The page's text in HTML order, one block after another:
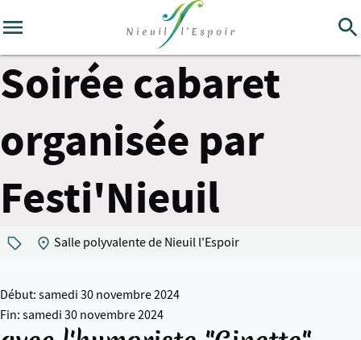
Soirée cabaret
organisée par
Festi'Nieuil
Salle polyvalente de Nieuil l'Espoir
Début: samedi 30 novembre 2024
Fin: samedi 30 novembre 2024